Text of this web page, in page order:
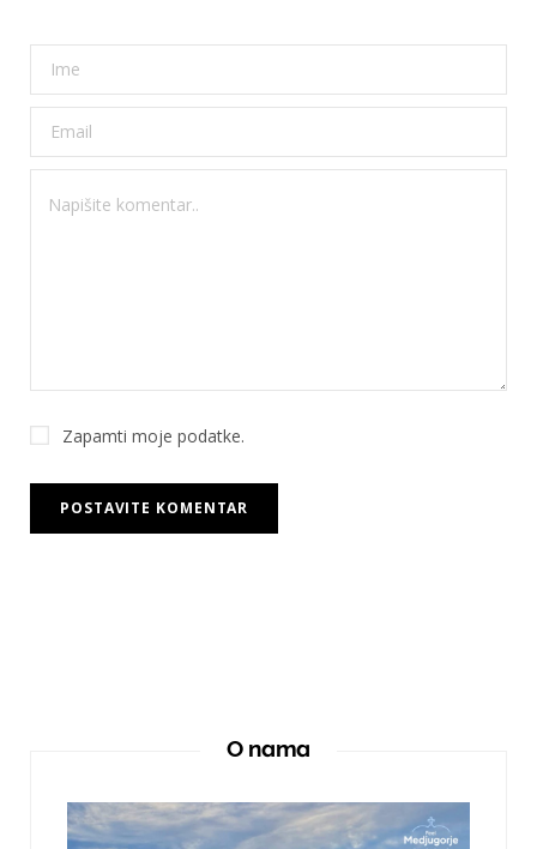
Zapamti moje podatke.
O nama